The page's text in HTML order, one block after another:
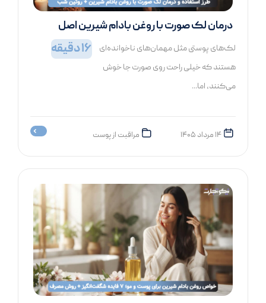
درمان لک صورت با روغن بادام شیرین اصل
(نحوه استفاده درست)
لک‌های پوستی مثل مهمان‌های ناخوانده‌ای
هستند که خیلی راحت روی صورت جا خوش
می‌کنند، اما...
16دقیقه
۱۴ مرداد ۱۴۰۵ مراقبت از پوست